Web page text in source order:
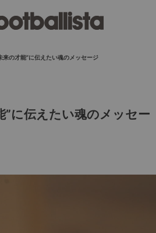
の才能”に伝えたい魂のメッセージ
に伝えたい魂のメッセー